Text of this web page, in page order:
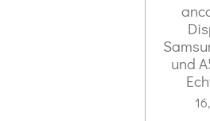
und